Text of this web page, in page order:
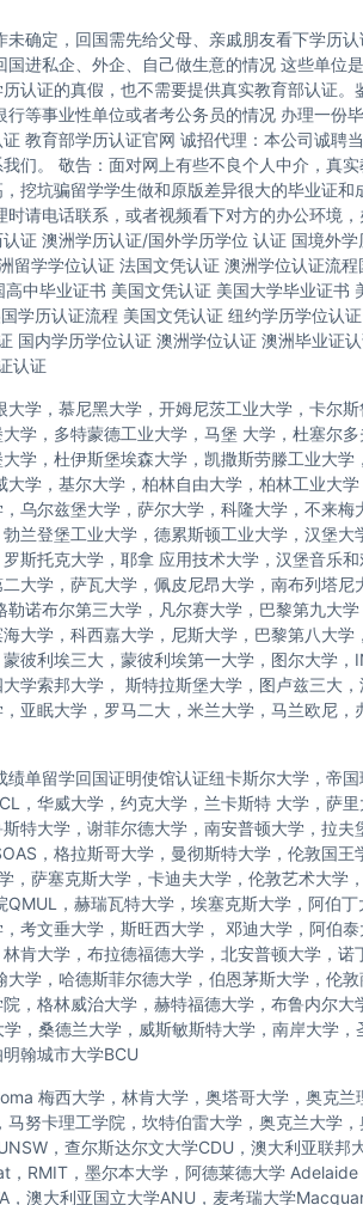
确定，回国需先给父母、亲戚朋友看下学历
进私企、外企、自己做生意的情况 这些单位
认证的真假，也不需要提供真实教育部认证。
等事业性单位或者考公务员的情况 办理一份
教育部学历认证官网 诚招代理：本公司诚聘
们。 敬告：面对网上有些不良个人中介，真
挖坑骗留学学生做和原版差异很大的毕业证和
请电话联系，或者视频看下对方的办公环境，
证 澳洲学历认证/国外学历学位 认证 国境外
留学学位认证 法国文凭认证 澳洲学位认证流程
中毕业证书 美国文凭认证 美国大学毕业证书
学历认证流程 美国文凭认证 纽约学历学位认
国内学历学位认证 澳洲学位认证 澳洲毕业证
认证
学，慕尼黑大学，开姆尼茨工业大学，卡尔斯
学，多特蒙德工业大学，马堡 大学，杜塞尔
学，杜伊斯堡埃森大学，凯撒斯劳滕工业大学
学，基尔大学，柏林自由大学，柏林工业大学
乌尔兹堡大学，萨尔大学，科隆大学，不来梅
兰登堡工业大学，德累斯顿工业大学，汉堡大
斯托克大学，耶拿 应用技术大学，汉堡音乐和
大学，萨瓦大学，佩皮尼昂大学，南布列塔尼
诺布尔第三大学，凡尔赛大学，巴黎第九大学
大学，科西嘉大学，尼斯大学，巴黎第八大学
彼利埃三大，蒙彼利埃第一大学，图尔大学，
学索邦大学， 斯特拉斯堡大学，图卢兹三大
亚眠大学，罗马二大，米兰大学，马兰欧尼，
单留学回国证明使馆认证纽卡斯尔大学，帝国
，华威大学，约克大学，兰卡斯特 大学，萨
特大学，谢菲尔德大学，南安普顿大学，拉夫
，格拉斯哥大学，曼彻斯特大学，伦敦国王
，萨塞克斯大学，卡迪夫大学，伦敦艺术大学
，赫瑞瓦特大学，埃塞克斯大学，阿伯丁
考文垂大学，斯旺西大学， 邓迪大学，阿伯
肯大学，布拉德福德大学，北安普顿大学，诺
学，哈德斯菲尔德大学，伯恩茅斯大学，伦敦
，格林威治大学，赫特福德大学，布鲁内尔大
，桑德兰大学，威斯敏斯特大学，南岸大学，
翰城市大学BCU
梅西大学，林肯大学，奥塔哥大学，奥克兰
努卡理工学院，坎特伯雷大学，奥克兰大学
，查尔斯达尔文大学CDU，澳大利亚联邦
RMIT，墨尔本大学，阿德莱德大学 Adelaide
，澳大利亚国立大学ANU，麦考瑞大学